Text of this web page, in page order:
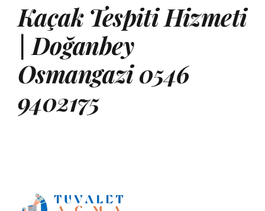
Kaçak Tespiti Hizmeti
| Doğanbey
Osmangazi 0546
9402175